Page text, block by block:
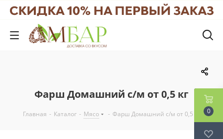
Фарш Домашний с/м от 0,5 кг
Главная - Каталог - Мясо - Фарш Домашний с/м от 0,5 кг 0